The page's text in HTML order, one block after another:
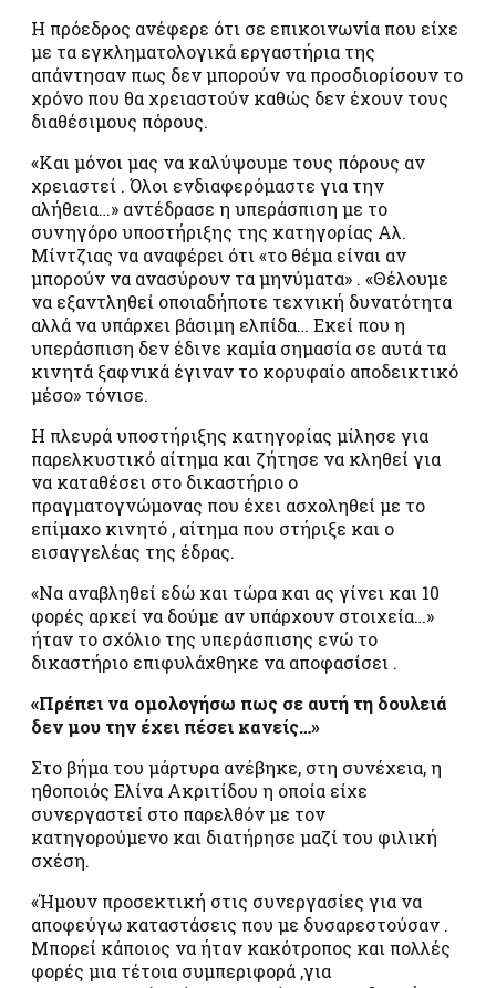
Η πρόεδρος ανέφερε ότι σε επικοινωνία που είχε
με τα εγκληματολογικά εργαστήρια της
απάντησαν πως δεν μπορούν να προσδιορίσουν το
χρόνο που θα χρειαστούν καθώς δεν έχουν τους
διαθέσιμους πόρους.
«Και μόνοι μας να καλύψουμε τους πόρους αν
χρειαστεί . Όλοι ενδιαφερόμαστε για την
αλήθεια…» αντέδρασε η υπεράσπιση με το
συνηγόρο υποστήριξης της κατηγορίας Αλ.
Μίντζιας να αναφέρει ότι «το θέμα είναι αν
μπορούν να ανασύρουν τα μηνύματα» . «Θέλουμε
να εξαντληθεί οποιαδήποτε τεχνική δυνατότητα
αλλά να υπάρχει βάσιμη ελπίδα… Εκεί που η
υπεράσπιση δεν έδινε καμία σημασία σε αυτά τα
κινητά ξαφνικά έγιναν το κορυφαίο αποδεικτικό
μέσο» τόνισε.
Η πλευρά υποστήριξης κατηγορίας μίλησε για
παρελκυστικό αίτημα και ζήτησε να κληθεί για
να καταθέσει στο δικαστήριο ο
πραγματογνώμονας που έχει ασχοληθεί με το
επίμαχο κινητό , αίτημα που στήριξε και ο
εισαγγελέας της έδρας.
«Να αναβληθεί εδώ και τώρα και ας γίνει και 10
φορές αρκεί να δούμε αν υπάρχουν στοιχεία…»
ήταν το σχόλιο της υπεράσπισης ενώ το
δικαστήριο επιφυλάχθηκε να αποφασίσει .
«Πρέπει να ομολογήσω πως σε αυτή τη δουλειά
δεν μου την έχει πέσει κανείς…»
Στο βήμα του μάρτυρα ανέβηκε, στη συνέχεια, η
ηθοποιός Ελίνα Ακριτίδου η οποία είχε
συνεργαστεί στο παρελθόν με τον
κατηγορούμενο και διατήρησε μαζί του φιλική
σχέση.
«Ήμουν προσεκτική στις συνεργασίες για να
αποφεύγω καταστάσεις που με δυσαρεστούσαν .
Μπορεί κάποιος να ήταν κακότροπος και πολλές
φορές μια τέτοια συμπεριφορά ,για